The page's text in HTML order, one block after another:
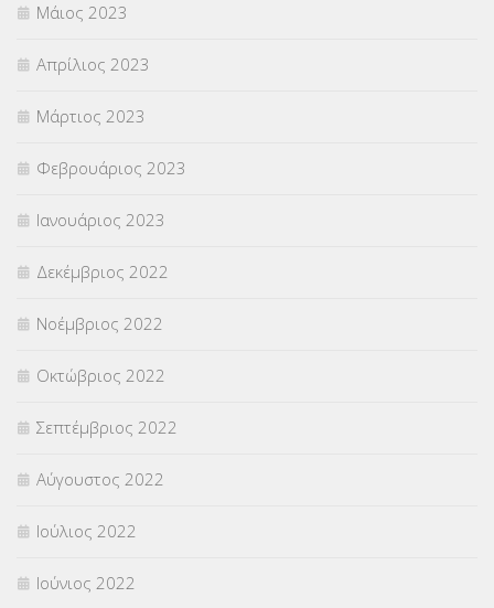
Μάιος 2023
Απρίλιος 2023
Μάρτιος 2023
Φεβρουάριος 2023
Ιανουάριος 2023
Δεκέμβριος 2022
Νοέμβριος 2022
Οκτώβριος 2022
Σεπτέμβριος 2022
Αύγουστος 2022
Ιούλιος 2022
Ιούνιος 2022